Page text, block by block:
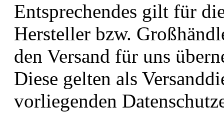
Entsprechendes gilt für
Hersteller bzw.
den Versand für uns
Diese gelten als
vorliegenden